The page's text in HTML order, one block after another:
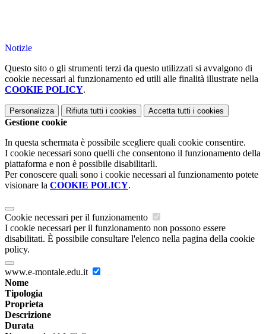
Notizie
Questo sito o gli strumenti terzi da questo utilizzati si avvalgono di
cookie necessari al funzionamento ed utili alle finalità illustrate nella
COOKIE POLICY.
Personalizza Rifiuta tutti i cookies Accetta tutti i cookies
Gestione cookie
In questa schermata è possibile scegliere quali cookie consentire.
I cookie necessari sono quelli che consentono il funzionamento della
piattaforma e non è possibile disabilitarli.
Per conoscere quali sono i cookie necessari al funzionamento potete
visionare la COOKIE POLICY.
Cookie necessari per il funzionamento
I cookie necessari per il funzionamento non possono essere
disabilitati. È possibile consultare l'elenco nella pagina della cookie
policy.
www.e-montale.edu.it
Nome
Tipologia
Proprieta
Descrizione
Durata